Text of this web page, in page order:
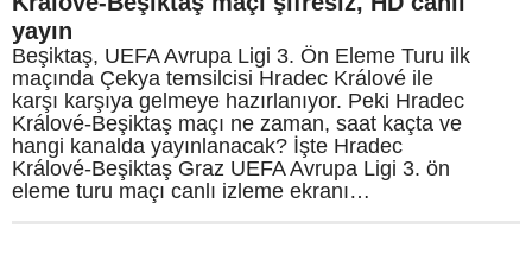
yayın
Beşiktaş, UEFA Avrupa Ligi 3. Ön Eleme Turu ilk
maçında Çekya temsilcisi Hradec Králové ile
karşı karşıya gelmeye hazırlanıyor. Peki Hradec
Králové-Beşiktaş maçı ne zaman, saat kaçta ve
hangi kanalda yayınlanacak? İşte Hradec
Králové-Beşiktaş Graz UEFA Avrupa Ligi 3. ön
eleme turu maçı canlı izleme ekranı…